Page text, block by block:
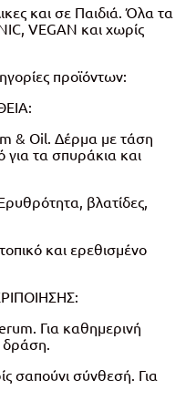
και σε Παιδιά. Όλα τα
VEGAN και χωρίς
προϊόντων:
& Oil. Δέρμα με τάση
τα σπυράκια και
βλατίδες,
και ερεθισμένο
Για καθημερινή
σαπούνι σύνθεσή. Για